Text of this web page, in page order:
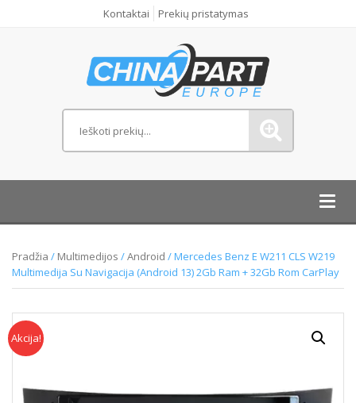
Kontaktai Prekių pristatymas
Pradžia / Multimedijos /Android / Mercedes Benz E W211 CLS W219
Multimedija Su Navigacija (Android 13) 2Gb Ram + 32Gb Rom CarPlay
Akcija!